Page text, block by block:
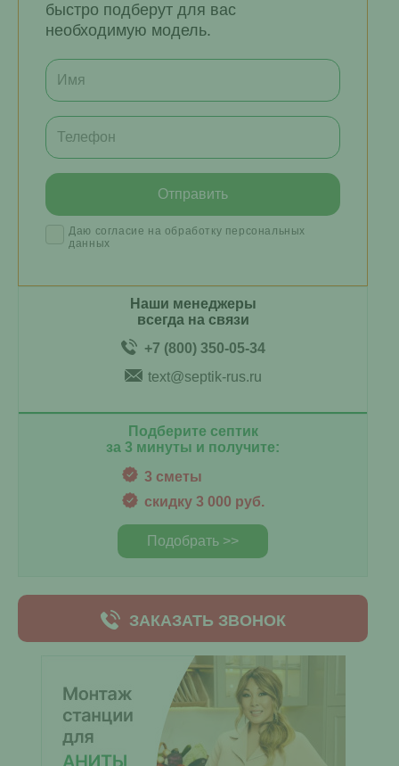
Наши менеджеры
всегда на связи
+7 (800) 350-05-34
text@septik-rus.ru
Подберите септик
за 3 минуты и получите:
3 сметы
скидку 3 000 руб.
Подобрать >>
ЗАКАЗАТЬ ЗВОНОК
быстро подберут для вас
необходимую модель.
Даю согласие на обработку персональных
данных